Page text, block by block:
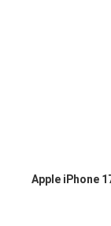
Apple iPhone